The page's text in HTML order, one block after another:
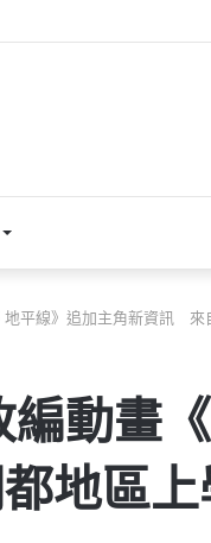
地平線》追加主角新資訊
編動畫
地區